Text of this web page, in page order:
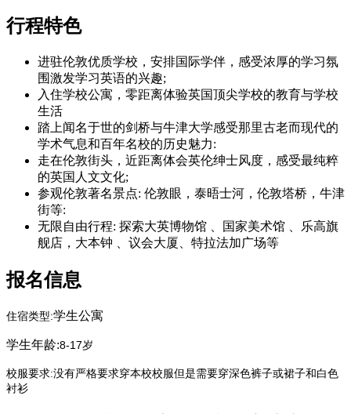
行程特色
进驻伦敦优质学校，安排国际学伴，感受浓厚的学习氛
围激发学习英语的兴趣;
入住学校公寓，零距离体验英国顶尖学校的教育与学校
生活
踏上闻名于世的剑桥与牛津大学感受那里古老而现代的
学术气息和百年名校的历史魅力:
走在伦敦街头，近距离体会英伦绅士风度，感受最纯粹
的英国人文文化;
参观伦敦著名景点: 伦敦眼，泰晤士河，伦敦塔桥，牛津
街等:
无限自由行程: 探索大英博物馆 、国家美术馆 、乐高旗
舰店，大本钟 、议会大厦、特拉法加广场等
报名信息
住宿类型:学生公寓
学生年龄:8-17岁
校服要求:没有严格要求穿本校校服但是需要穿深色裤子或裙子和白色
衬衫